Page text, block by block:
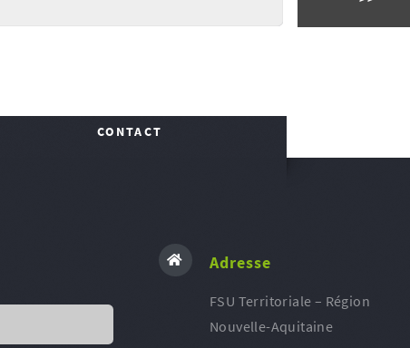
CONTACT
Adresse
FSU Territoriale – Région
Nouvelle-Aquitaine